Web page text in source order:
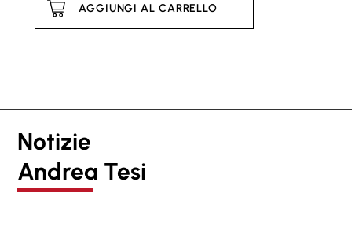
AGGIUNGI AL CARRELLO
Notizie
Andrea Tesi